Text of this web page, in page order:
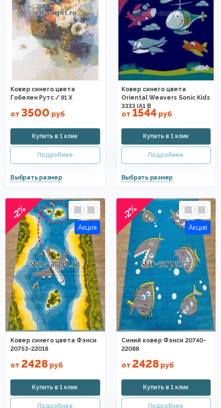
Ковер синего цвета
Гобелен Рутс / 91 X
от 3500 руб
Ковер синего цвета
Oriental Weavers Sonic Kids
3333 IA1 B
от 1544руб
-2%
Ковер синего цвета Фэнси
20753-22018
от 2428 руб
-2%
Синий ковер Фэнси 20740-
22088
от 2428руб